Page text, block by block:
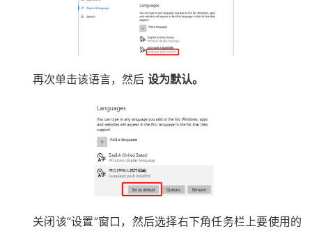
再次单击该语言，然后 设为默认。
关闭该”设置”窗口，然后选择右下角任务栏上要使用的